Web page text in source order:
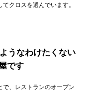
クロスを選んでいます。
うなわけたくない
です
、レストランのオープン